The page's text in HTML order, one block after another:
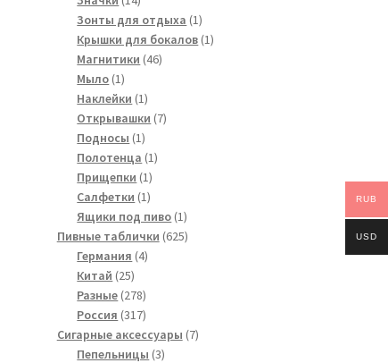
товаров
Зонты для отдыха 11
товар
Крышки для бокалов 11
Магнитики 4646
Мыло 11
товар
Наклейки 11
товар
Открывашки 77
Подносы 11
товар
Полотенца 11
Прищепки 11
товар
Салфетки 11
товар
Ящики под пиво 11
товар
Пивные таблички 625625
Германия 44
Китай 2525
товаров
Разные 278278
товаров
Россия 317317
товаров
Сигарные аксессуары 77
Пепельницы 33
RUB
USD